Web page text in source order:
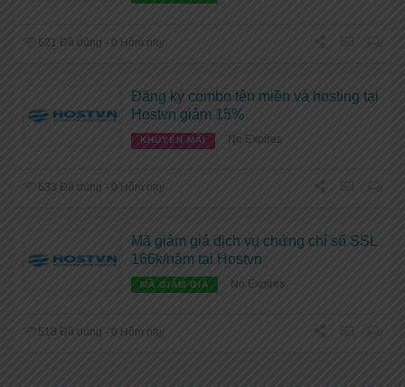
621 Đã dùng - 0 Hôm nay
Đăng ký combo tên miền và hosting tại
Hostvn giảm 15%
KHUYẾN MÃI No Expires
633 Đã dùng - 0 Hôm nay
Mã giảm giá dịch vụ chứng chỉ số SSL
166k/năm tại Hostvn
MÃ GIẢM GIÁ No Expires
518 Đã dùng - 0 Hôm nay